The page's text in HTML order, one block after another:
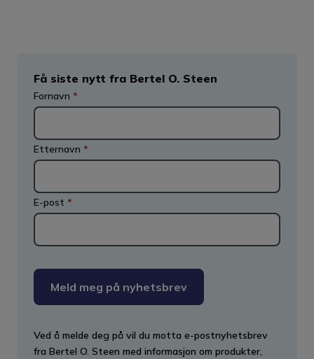
Få siste nytt fra Bertel O. Steen
Fornavn *
Etternavn *
E-post *
Meld meg på nyhetsbrev
Ved å melde deg på vil du motta e-postnyhetsbrev
fra Bertel O. Steen med informasjon om produkter,